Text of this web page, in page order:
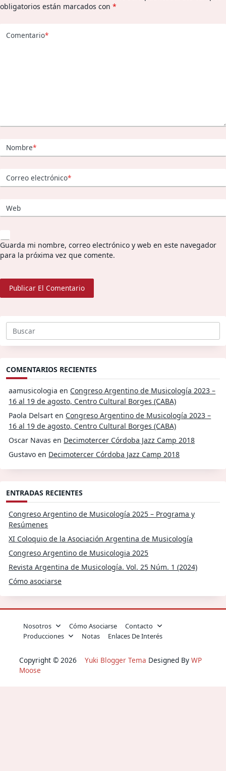
obligatorios están marcados con *
Comentario*
Nombre*
Correo electrónico*
Web
Guarda mi nombre, correo electrónico y web en este navegador
para la próxima vez que comente.
Buscar:
COMENTARIOS RECIENTES
aamusicologia en Congreso Argentino de Musicología 2023 –
16 al 19 de agosto, Centro Cultural Borges (CABA)
Paola Delsart en Congreso Argentino de Musicología 2023 –
16 al 19 de agosto, Centro Cultural Borges (CABA)
Oscar Navas en Decimotercer Córdoba Jazz Camp 2018
Gustavo en Decimotercer Córdoba Jazz Camp 2018
ENTRADAS RECIENTES
Congreso Argentino de Musicología 2025 – Programa y
Resúmenes
XI Coloquio de la Asociación Argentina de Musicología
Congreso Argentino de Musicologia 2025
Revista Argentina de Musicología. Vol. 25 Núm. 1 (2024)
Cómo asociarse
Nosotros Cómo Asociarse
Contacto
Producciones
Notas Enlaces De Interés
Copyright © 2026 Yuki Blogger Tema Designed By WP
Moose